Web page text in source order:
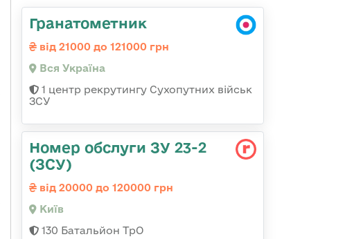
Гранатометник
від 21000 до 121000 грн
Вся Україна
1 центр рекрутингу Сухопутних військ
ЗСУ
Номер обслуги ЗУ 23-2
(ЗСУ)
від 20000 до 120000 грн
Київ
130 Батальйон ТрО